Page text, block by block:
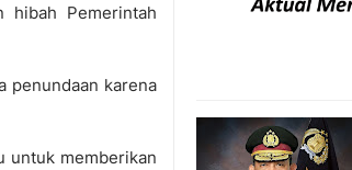
hibah Pemerintah
penundaan karena
untuk memberikan